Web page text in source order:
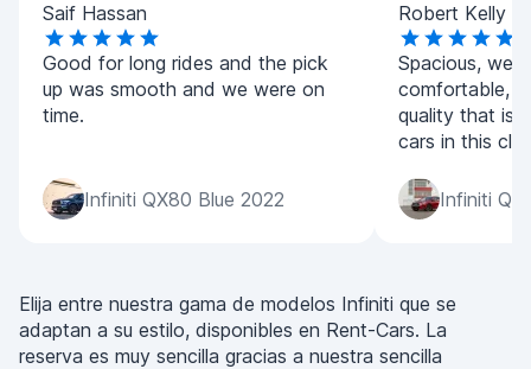
Saif Hassan
Good for long rides and the pick
up was smooth and we were on
time.
Infiniti QX80 Blue 2022
Robert Kelly
Spacious, well
comfortable,
quality that is
cars in this
Infiniti
Elija entre nuestra gama de modelos Infiniti que se
adaptan a su estilo, disponibles en Rent-Cars. La
reserva es muy sencilla gracias a nuestra sencilla